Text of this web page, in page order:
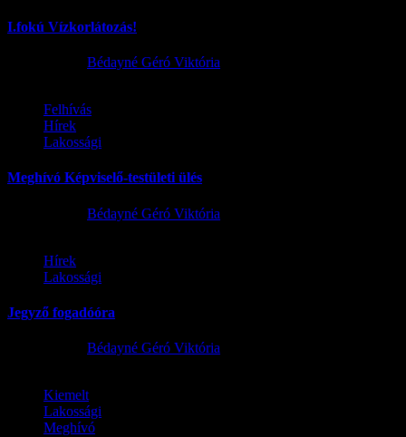
I.fokú Vízkorlátozás!
Bédayné Géró Viktória
Felhívás
Hírek
Lakossági
Meghívó Képviselő-testületi ülés
Bédayné Géró Viktória
Hírek
Lakossági
Jegyző fogadóóra
Bédayné Géró Viktória
Kiemelt
Lakossági
Meghívó